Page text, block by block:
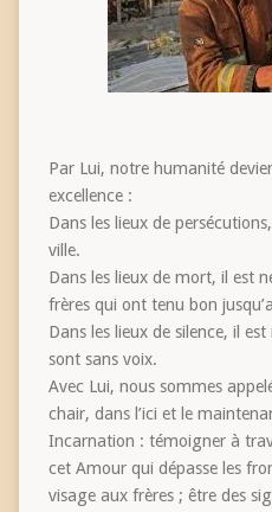
Par Lui, notre humanité
excellence :
Dans les lieux de
ville.
Dans les lieux de mort, il est
frères qui ont tenu bon
Dans les lieux de silence, il
sont sans voix.
Avec Lui, nous sommes
chair, dans l’ici et le
Incarnation : témoigner à
cet Amour qui dépasse les
visage aux frères ; être des